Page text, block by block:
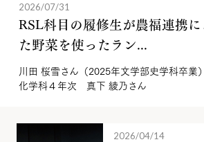
2026/07/31
RSL科目の履修生が農福連携
た野菜を使ったラン...
川田 桜雪さん（2025年文学部史学科卒業
化学科４年次 真下 綾乃さん
2026/04/14